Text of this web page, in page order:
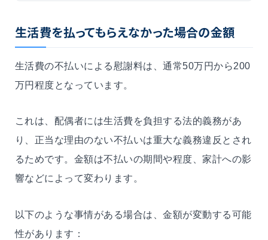
生活費を払ってもらえなかった場合の金額
生活費の不払いによる慰謝料は、通常50万円から200
万円程度となっています。
これは、配偶者には生活費を負担する法的義務があ
り、正当な理由のない不払いは重大な義務違反とされ
るためです。金額は不払いの期間や程度、家計への影
響などによって変わります。
以下のような事情がある場合は、金額が変動する可能
性があります：